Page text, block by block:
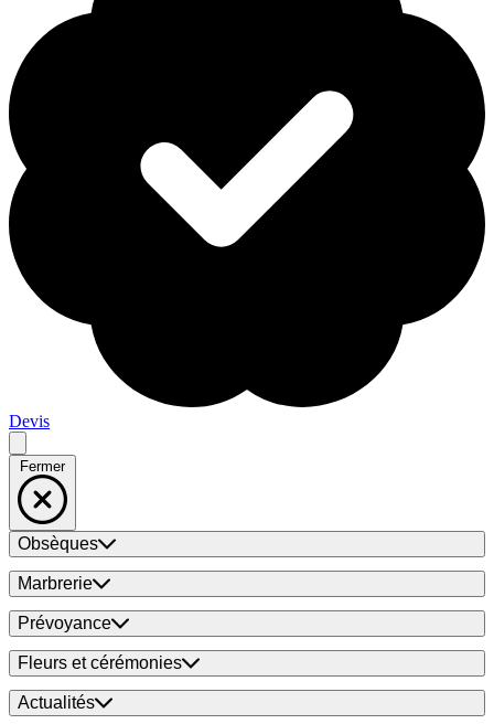
Devis
Fermer
Obsèques
Marbrerie
Prévoyance
Fleurs et cérémonies
Actualités